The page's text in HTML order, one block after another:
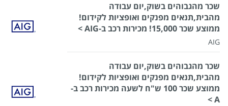
שכר מהגבוהים בשוק,יום עבודה
מהבית,תנאים מפנקים ואופציות לקידום!
ממוצע שכר 15,000! מכירות רכב ב-AIG >
AIG
שכר מהגבוהים בשוק,יום עבודה
מהבית,תנאים מפנקים ואופציות לקידום!
ממוצע שכר 100 ש"ח לשעה מכירות רכב ב-
A >